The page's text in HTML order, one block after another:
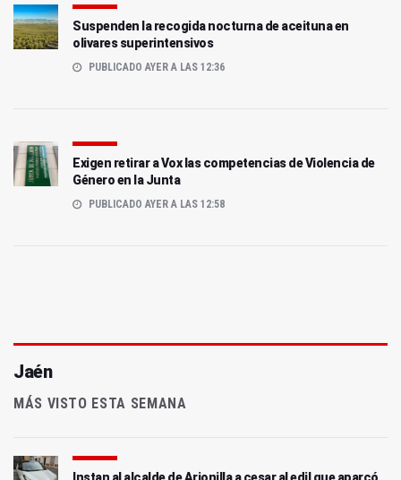
Suspenden la recogida nocturna de aceituna en
olivares superintensivos
PUBLICADO AYER A LAS 12:36
Exigen retirar a Vox las competencias de Violencia de
Género en la Junta
PUBLICADO AYER A LAS 12:58
Jaén
MÁS VISTO ESTA SEMANA
Instan al alcalde de Arjonilla a cesar al edil que aparcó